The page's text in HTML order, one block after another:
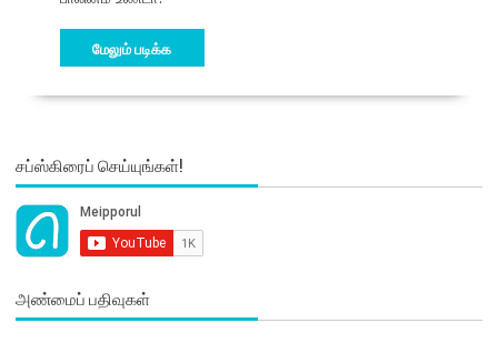
மேலும் படிக்க
சப்ஸ்கிரைப் செய்யுங்கள்!
அண்மைப் பதிவுகள்